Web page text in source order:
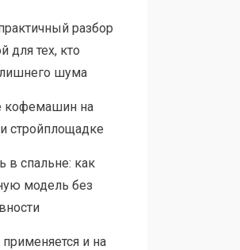
разбор
для тех, кто
шума
кофемашин на
стройплощадке
в спальне: как
модель без
и на